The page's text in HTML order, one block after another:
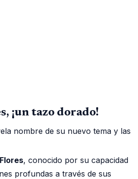
¡un tazo dorado!
, conocido por su capacidad
profundas a través de sus